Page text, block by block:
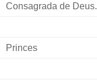
Consagrada de Deus.
Princes